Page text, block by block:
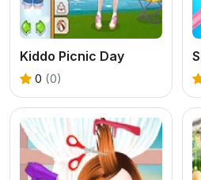
Kiddo Picnic Day
0 (0)